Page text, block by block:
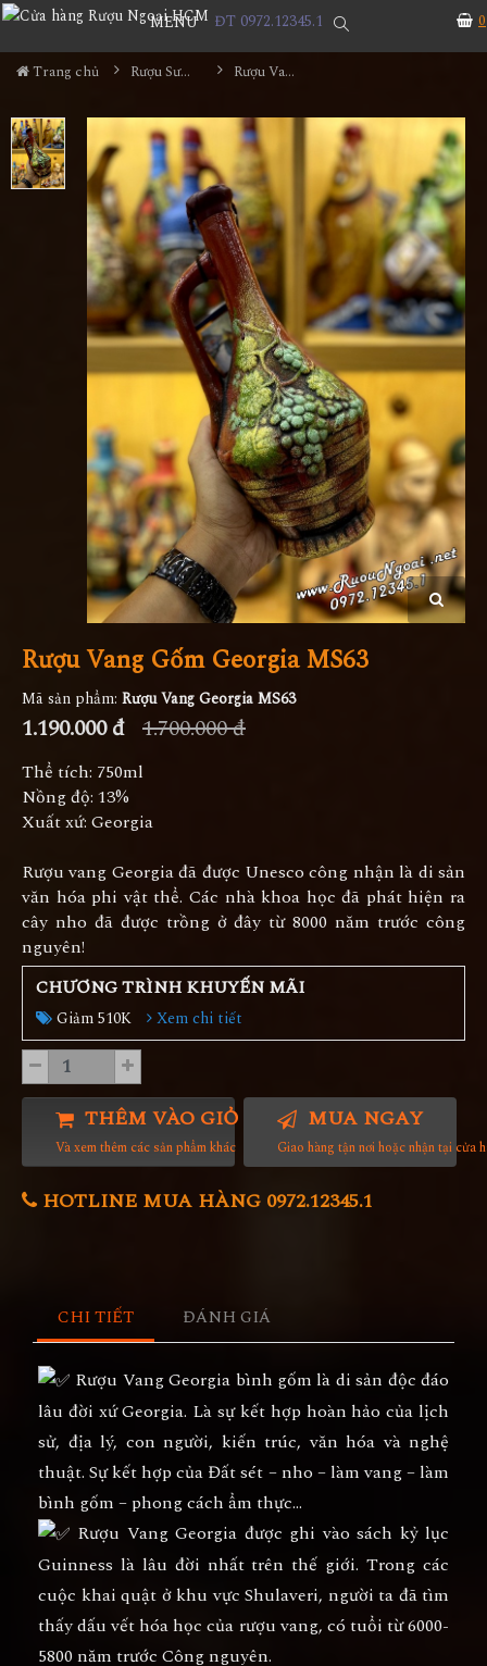
0
MENU ĐT 0972.12345.1
Trang chủ Rượu Sưu Tầm - Nga Rượu Vang Gốm Georgia MS63
Rượu Vang Gốm Georgia MS63
Mã sản phẩm: Rượu Vang Georgia MS63
1.190.000 đ 1.700.000 đ
Thể tích: 750ml
Nồng độ: 13%
Xuất xứ: Georgia
Rượu vang Georgia đã được Unesco công nhận là di sản
văn hóa phi vật thể. Các nhà khoa học đã phát hiện ra
cây nho đã được trồng ở đây từ 8000 năm trước công
nguyên!
CHƯƠNG TRÌNH KHUYẾN MÃI
Giảm 510K Xem chi tiết
THÊM VÀO GIỎ HÀNG
Và xem thêm các sản phẩm khác
MUA NGAY
Giao hàng tận nơi hoặc nhận tại cửa
HOTLINE MUA HÀNG 0972.12345.1
CHI TIẾT ĐÁNH GIÁ
Rượu Vang Georgia bình gốm là di sản độc đáo
lâu đời xứ Georgia. Là sự kết hợp hoàn hảo của lịch
sử, địa lý, con người, kiến trúc, văn hóa và nghệ
thuật. Sự kết hợp của Đất sét – nho – làm vang – làm
bình gốm – phong cách ẩm thực…
Rượu Vang Georgia được ghi vào sách kỷ lục
Guinness là lâu đời nhất trên thế giới. Trong các
cuộc khai quật ở khu vực Shulaveri, người ta đã tìm
thấy dấu vết hóa học của rượu vang, có tuổi từ 6000-
5800 năm trước Công nguyên.